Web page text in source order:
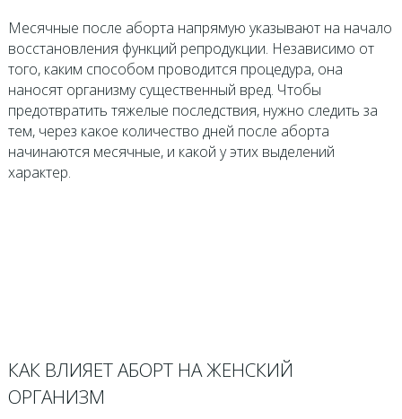
Месячные после аборта напрямую указывают на начало
восстановления функций репродукции. Независимо от
того, каким способом проводится процедура, она
наносят организму существенный вред. Чтобы
предотвратить тяжелые последствия, нужно следить за
тем, через какое количество дней после аборта
начинаются месячные, и какой у этих выделений
характер.
КАК ВЛИЯЕТ АБОРТ НА ЖЕНСКИЙ
ОРГАНИЗМ